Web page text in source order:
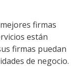
firmas
están
firmas puedan
de negocio.